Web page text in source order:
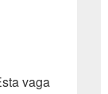
vaga